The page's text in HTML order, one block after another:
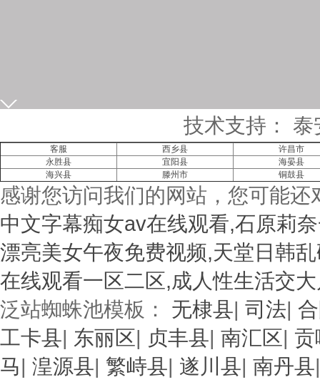
技术支持：
客服 西乡县
许昌市
永胜县
宜阳县
海晏县
海兴县
滕州市 铜鼓县
感谢您访问我们的网站，您可能还
中文字幕痴女av在线观看,石原莉
漂亮美女午夜免费视频,天堂日韩
在线观看一区二区,成人性生活交
泛站蜘蛛池模板： 无棣县| 司法|
工卡县| 东丽区| 贞丰县| 南汇区| 贡
马| 湟源县| 繁峙县| 遂川县| 南丹县